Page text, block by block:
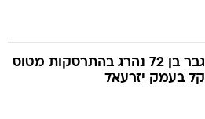
גבר בן 72 נהרג בהתרסקות מטוס
קל בעמק יזרעאל